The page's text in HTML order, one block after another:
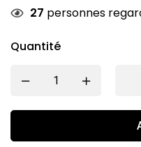
27 personnes
Quantité